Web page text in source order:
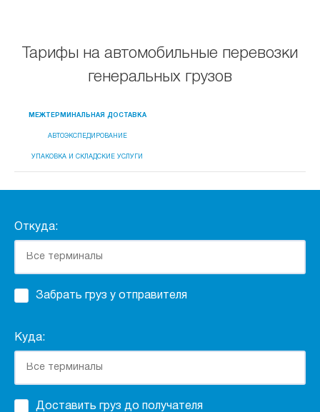
Тарифы на автомобильные перевозки
генеральных грузов
МЕЖТЕРМИНАЛЬНАЯ ДОСТАВКА
АВТОЭКСПЕДИРОВАНИЕ
УПАКОВКА И СКЛАДСКИЕ УСЛУГИ
Откуда:
Забрать груз у отправителя
Куда:
Доставить груз до получателя